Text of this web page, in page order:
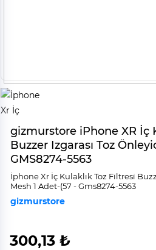
gizmurstore iPhone XR İç
Buzzer Izgarası Toz
GMS8274-5563
İphone Xr İç Kulaklık Toz Fi̇ltresi̇
Mesh 1 Adet-(57 - Gms8274-5563
gizmurstore
300,13 ₺